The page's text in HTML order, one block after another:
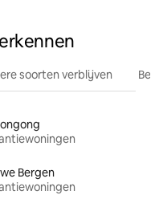
soorten verblijven
Bergen